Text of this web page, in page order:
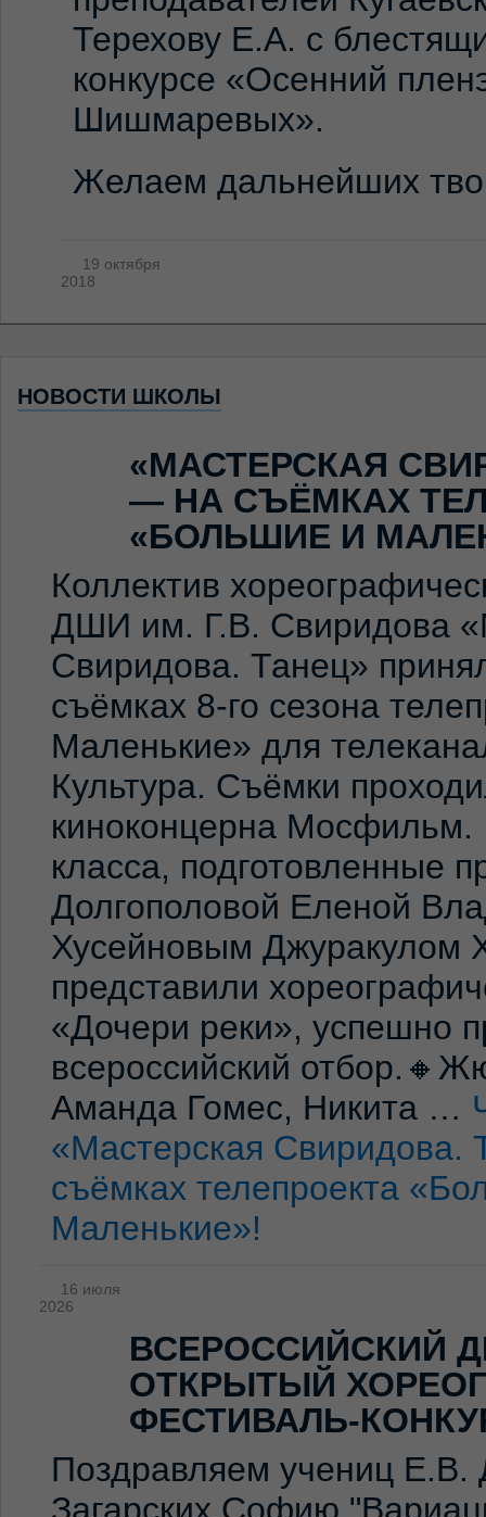
Терехову Е.А. с
конкурсе «Осенний
Шишмаревых».
Желаем дальнейших
19 октября
2018
НОВОСТИ ШКОЛЫ
«МАСТЕРСКАЯ
— НА СЪЁМКАХ
«БОЛЬШИЕ И
Коллектив
ДШИ им. Г.В. Свиридова
Свиридова. Танец»
съёмках 8-го сезона
Маленькие» для
Культура. Съёмки
киноконцерна Мосфильм.
класса, подготовленные
Долгополовой Еленой
Хусейновым Джуракулом
представили
«Дочери реки», успешно
всероссийский
Аманда Гомес, Никита …
«Мастерская Свиридова.
съёмках телепроекта
Маленькие»!
16 июля
2026
ВСЕРОССИЙСКИЙ
ОТКРЫТЫЙ
ФЕСТИВАЛЬ-
Поздравляем учениц Е.В.